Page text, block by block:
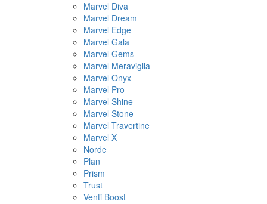
Marvel Diva
Marvel Dream
Marvel Edge
Marvel Gala
Marvel Gems
Marvel Meraviglia
Marvel Onyx
Marvel Pro
Marvel Shine
Marvel Stone
Marvel Travertine
Marvel X
Norde
Plan
Prism
Trust
Venti Boost